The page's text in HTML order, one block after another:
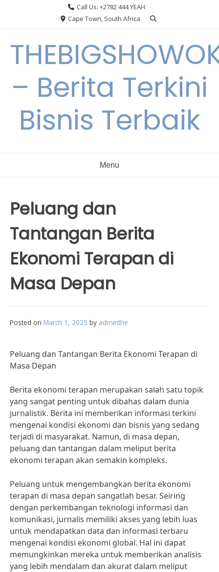
Call Us: +2782 444 YEAH
Cape Town, South Africa
– Berita Terkini
Bisnis Terbaik
Menu
Peluang dan
Tantangan Berita
Ekonomi Terapan di
Masa Depan
Posted on March 1, 2025 by adminthe
Peluang dan Tantangan Berita Ekonomi Terapan di
Masa Depan
Berita ekonomi terapan merupakan salah satu topik
yang sangat penting untuk dibahas dalam dunia
jurnalistik. Berita ini memberikan informasi terkini
mengenai kondisi ekonomi dan bisnis yang sedang
terjadi di masyarakat. Namun, di masa depan,
peluang dan tantangan dalam meliput berita
ekonomi terapan akan semakin kompleks.
Peluang untuk mengembangkan berita ekonomi
terapan di masa depan sangatlah besar. Seiring
dengan perkembangan teknologi informasi dan
komunikasi, jurnalis memiliki akses yang lebih luas
untuk mendapatkan data dan informasi terbaru
mengenai kondisi ekonomi global. Hal ini dapat
memungkinkan mereka untuk memberikan analisis
yang lebih mendalam dan akurat dalam meliput